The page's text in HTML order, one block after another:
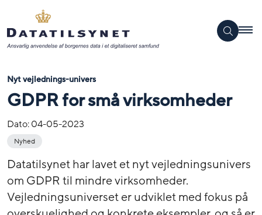
Nyt vejlednings-univers
GDPR for små virksomheder
Dato:04-05-2023
Nyhed
Datatilsynet har lavet et nyt vejledningsunivers
om GDPR til mindre virksomheder.
Vejledningsuniverset er udviklet med fokus på